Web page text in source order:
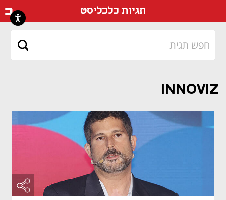
תגיות כלכליסט
INNOVIZ